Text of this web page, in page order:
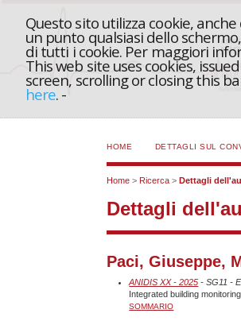
Questo sito utilizza cookie,
un punto qualsiasi dello
di tutti i cookie. Per maggiori
This web site uses cookies,
screen, scrolling or closing this
here. -
HOME DETTAGLI SUL
Home > Ricerca >Dettagli
Dettagli
Paci, Giuseppe,
ANIDIS XX - 2025 - SG11 -
Integrated building
SOMMARIO